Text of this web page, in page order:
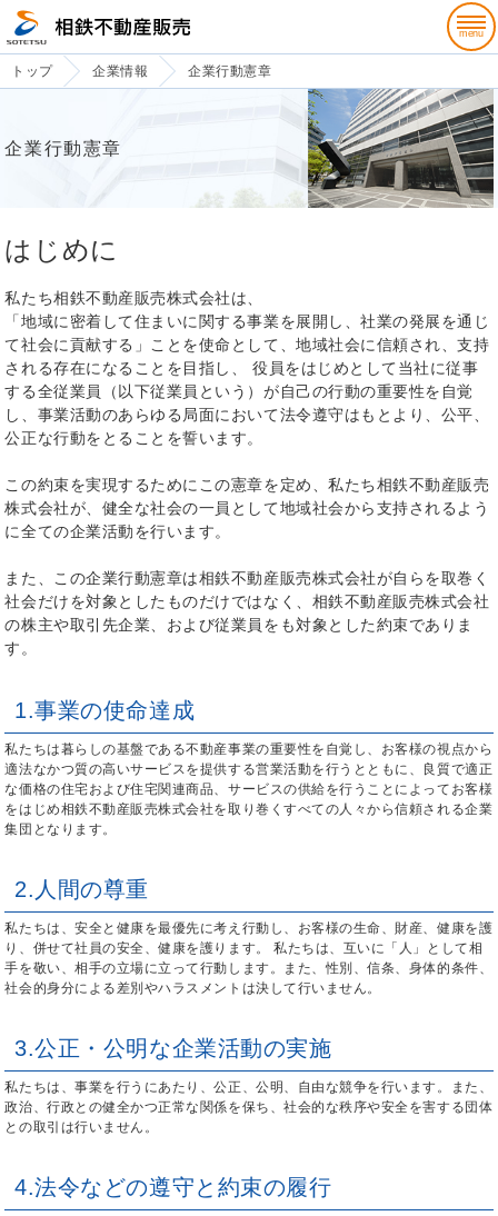
トップ 企業情報 企業行動憲章
企業行動憲章
はじめに
私たち相鉄不動産販売株式会社は、
「地域に密着して住まいに関する事業を展開し、社業の発展を通じ
て社会に貢献する」ことを使命として、地域社会に信頼され、支持
される存在になることを目指し、 役員をはじめとして当社に従事
する全従業員（以下従業員という）が自己の行動の重要性を自覚
し、事業活動のあらゆる局面において法令遵守はもとより、公平、
公正な行動をとることを誓います。
この約束を実現するためにこの憲章を定め、私たち相鉄不動産販売
株式会社が、健全な社会の一員として地域社会から支持されるよう
に全ての企業活動を行います。
また、この企業行動憲章は相鉄不動産販売株式会社が自らを取巻く
社会だけを対象としたものだけではなく、相鉄不動産販売株式会社
の株主や取引先企業、および従業員をも対象とした約束でありま
す。
1.事業の使命達成
私たちは暮らしの基盤である不動産事業の重要性を自覚し、お客様の視点から
適法なかつ質の高いサービスを提供する営業活動を行うとともに、良質で適正
な価格の住宅および住宅関連商品、サービスの供給を行うことによってお客様
をはじめ相鉄不動産販売株式会社を取り巻くすべての人々から信頼される企業
集団となります。
2.人間の尊重
私たちは、安全と健康を最優先に考え行動し、お客様の生命、財産、健康を護
り、併せて社員の安全、健康を護ります。 私たちは、互いに「人」として相
手を敬い、相手の立場に立って行動します。また、性別、信条、身体的条件、
社会的身分による差別やハラスメントは決して行いません。
3.公正・公明な企業活動の実施
私たちは、事業を行うにあたり、公正、公明、自由な競争を行います。また、
政治、行政との健全かつ正常な関係を保ち、社会的な秩序や安全を害する団体
との取引は行いません。
4.法令などの遵守と約束の履行